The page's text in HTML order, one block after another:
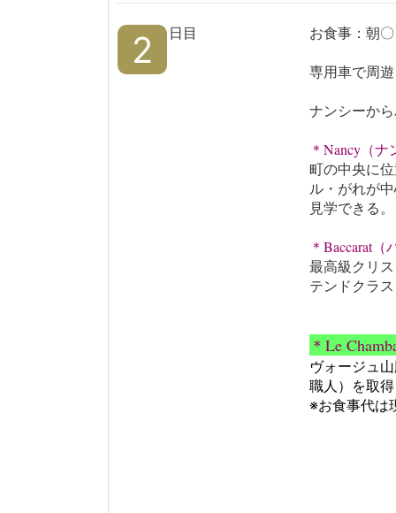
2 日目 お食事：
専用車で周遊
ナンシーか
＊Nancy（
町の中央に
ル・がれが
見学できる。
＊Baccarat
最高級クリ
テンドクラ
＊Le
ヴォージュ
職人）を取
※お食事代は